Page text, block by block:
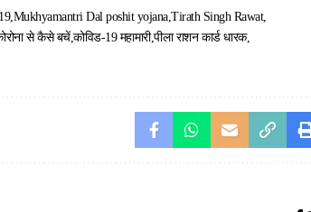
Mukhyamantri Dal poshit yojana Tirath Singh Rawat
से कैसे बचें कोविड-19 महामारी पीला राशन कार्ड धारक